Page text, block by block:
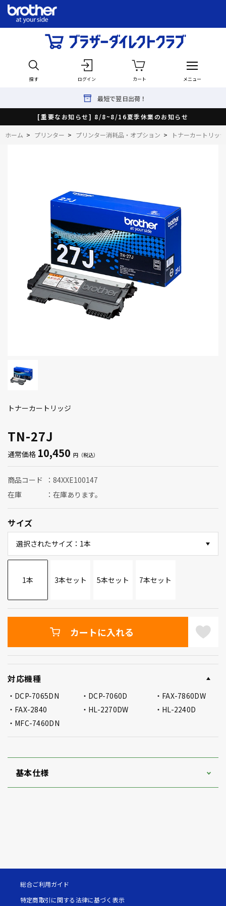
探す ログイン カート メニュー
最短で翌日出荷！
[重要なお知らせ] 8/8~8/16夏季休業のお知らせ
ホーム > プリンター > プリンター消耗品・オプション > トナーカートリッジ
TN-27J
トナーカートリッジ
通常価格 10,450
商品コード
84XXE100147
在庫
在庫あります。
サイズ
選択されたサイズ：1本
1本 3本セット 5本セット 7本セット
カートに入れる
対応機種
DCP-7065DN DCP-7060D
FAX-7860DW
FAX-2840
HL-2270DW
HL-2240D
MFC-7460DN
基本仕様
総合ご利用ガイド
特定商取引に関する法律に基づく表示